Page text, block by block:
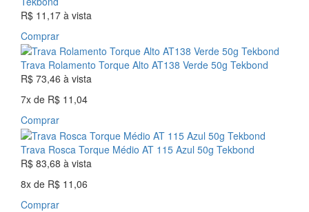
R$ 11,17 à vista
Comprar
Trava Rolamento Torque Alto AT138 Verde 50g Tekbond
R$ 73,46 à vista
7x de R$ 11,04
Comprar
Trava Rosca Torque Médio AT 115 Azul 50g Tekbond
R$ 83,68 à vista
8x de R$ 11,06
Comprar